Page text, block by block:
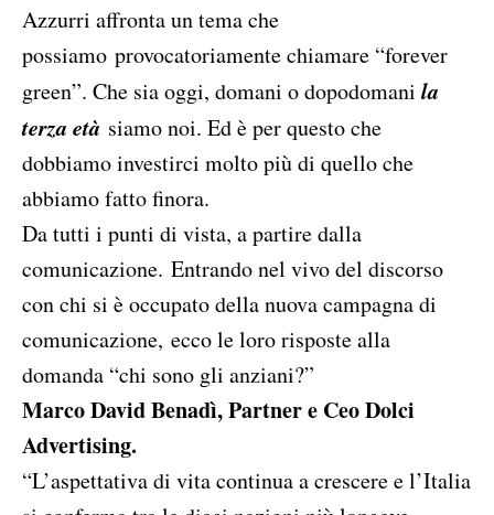
Azzurri affronta un tema che
possiamo provocatoriamente chiamare “forever
green”. Che sia oggi, domani o dopodomani la
terza età siamo noi. Ed è per questo che
dobbiamo investirci molto più di quello che
abbiamo fatto finora.
Da tutti i punti di vista, a partire dalla
comunicazione. Entrando nel vivo del discorso
con chi si è occupato della nuova campagna di
comunicazione, ecco le loro risposte alla
domanda “chi sono gli anziani?”
Marco David Benadì, Partner e Ceo Dolci
Advertising.
“L’aspettativa di vita continua a crescere e l’Italia